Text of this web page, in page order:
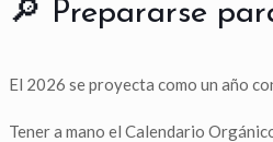
🔎 Prepararse
El 2026 se proyecta como un año
Tener a mano el Calendario